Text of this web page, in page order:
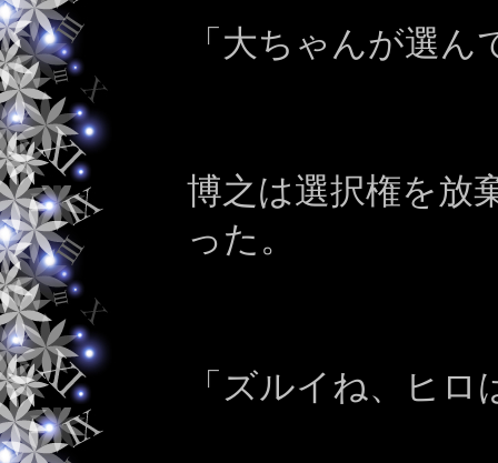
「大ちゃんが選ん
博之は選択権を放
った。
「ズルイね、ヒロ